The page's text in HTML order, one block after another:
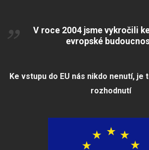
V roce 2004 jsme vykročili
evropské
Ke vstupu do EU nás nikdo nenutí, je
rozhodnutí